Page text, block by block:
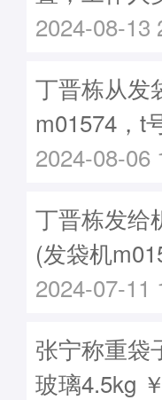
2024-08-13
丁晋栋从发
m01574，t
2024-08-06
丁晋栋发给
(发袋机
2024-07-11
张宁称重袋
玻璃4.5kg